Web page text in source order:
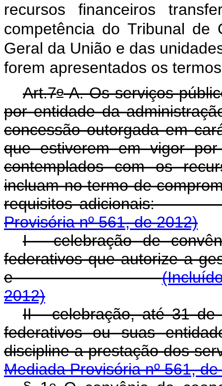
recursos financeiros
competência do Tribunal de
Geral da União e das
forem apresentados os
Art.7o-A.Os serviços
por entidade da
concessão outorgada em
que estiverem em vigor
contemplados com os
incluam no termo de
requisitos
Provisória nº 561, de 2012)
I - celebração de
federativos que autorize a
e
2012)
II - celebração, até 31 de
federativos ou suas
discipline a
Mediada Provisória nº 561,